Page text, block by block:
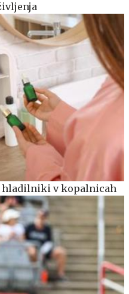
hladilniki v kopalnicah